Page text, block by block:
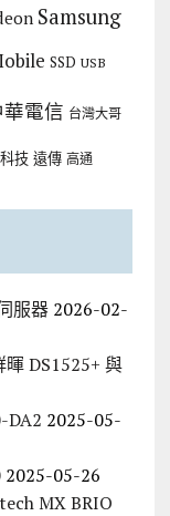
Samsung
SSD USB
華電信 台灣大哥
技 遠傳 高通
服器 2026-02-
DS1525+ 與
DA2 2025-05-
2025-05-26
MX BRIO